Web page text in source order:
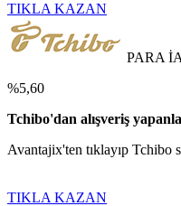
TIKLA KAZAN
PARA
%5,60
Tchibo'dan alışveriş
Avantajix'ten tıklayıp Tchibo
TIKLA KAZAN